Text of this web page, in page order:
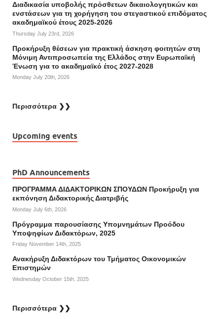
Διαδικασία υποβολής πρόσθετων δικαιολογητικών και
ενστάσεων για τη χορήγηση του στεγαστικού επιδόματος
ακαδημαϊκού έτους 2025-2026
Thursday July 23rd, 2026
Προκήρυξη θέσεων για πρακτική άσκηση φοιτητών στη
Μόνιμη Αντιπροσωπεία της Ελλάδος στην Ευρωπαϊκή
Ένωση για το ακαδημαϊκό έτος 2027-2028
Monday July 20th, 2026
Περισσότερα ❯❯
Upcoming events
PhD Announcements
ΠΡΟΓΡΑΜΜΑ ΔΙΔΑΚΤΟΡΙΚΩΝ ΣΠΟΥΔΩΝ Προκήρυξη για
εκπόνηση Διδακτορικής Διατριβής
Monday July 6th, 2026
Πρόγραμμα παρουσίασης Υπομνημάτων Προόδου
Υποψηφίων Διδακτόρων, 2025
Friday November 14th, 2025
Ανακήρυξη Διδακτόρων του Τμήματος Οικονομικών
Επιστημών
Wednesday October 15th, 2025
Περισσότερα ❯❯